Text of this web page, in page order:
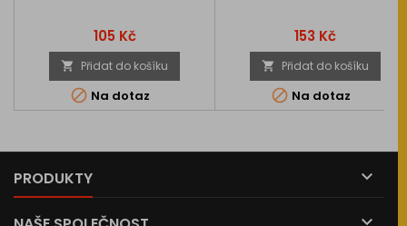
Cena
105 Kč
 Přidat do košíku
 Na dotaz
Cena
153 Kč
 Přidat do košíku
 Na dotaz
PRODUKTY 